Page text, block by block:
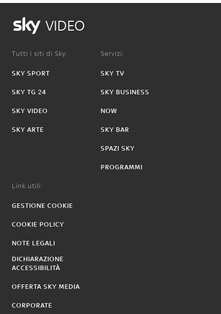
VIDEO
Tutti i siti di Sky:
SKY SPORT
SKY TG 24
SKY VIDEO
SKY ARTE
Servizi:
SKY TV
SKY BUSINESS
NOW
SKY BAR
SPAZI SKY
PROGRAMMI
Link utili:
GESTIONE COOKIE
COOKIE POLICY
NOTE LEGALI
DICHIARAZIONE
ACCESSIBILITÀ
OFFERTA SKY MEDIA
CORPORATE